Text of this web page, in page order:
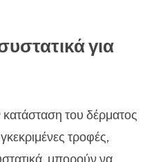
για
κατάσταση του δέρματος
τροφές,